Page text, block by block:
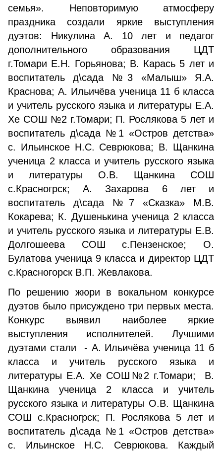
семья». Неповторимую атмосферу
праздника создали яркие выступления
дуэтов: Никулина А. 10 лет и педагог
дополнительного образования ЦДТ
г.Томари Е.Н. Горьянова; В. Карась 5 лет и
воспитатель д\сада №3 «Малыш» Я.А.
Краснова; А. Ильичёва ученица 11 б класса
и учитель русского языка и литературы Е.А.
Хе СОШ №2 г.Томари; П. Рослякова 5 лет и
воспитатель д\сада №1 «Остров детства»
с. Ильинское Н.С. Севрюкова; В. Щанкина
ученица 2 класса и учитель русского языка
и литературы О.В. Щанкина СОШ
с.Красногрск; А. Захарова 6 лет и
воспитатель д\сада №7 «Сказка» М.В.
Кокарева; К. Душенькина ученица 2 класса
и учитель русского языка и литературы Е.В.
Долгошеева СОШ с.Пензенское; О.
Булатова ученица 9 класса и директор ЦДТ
с.Красногорск В.П. Жевлакова.
По решению жюри в вокальном конкурсе
дуэтов было присуждено три первых места.
Конкурс выявил наиболее яркие
выступления исполнителей. Лучшими
дуэтами стали - А. Ильичёва ученица 11 б
класса и учитель русского языка и
литературы Е.А. Хе СОШ№2 г.Томари; В.
Щанкина ученица 2 класса и учитель
русского языка и литературы О.В. Щанкина
СОШ с.Красногрск; П. Рослякова 5 лет и
воспитатель д\сада №1 «Остров детства»
с. Ильинское Н.С. Севрюкова. Каждый